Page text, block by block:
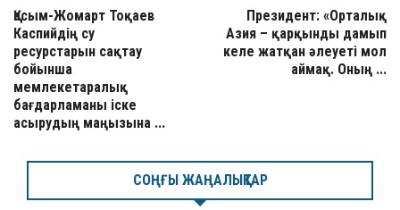
Қасым-Жомарт Тоқаев
Каспийдің су
ресурстарын сақтау
бойынша
мемлекетаралық
бағдарламаны іске
асырудың маңызына ...
Президент: «Орталық
Азия – қарқынды дамып
келе жатқан әлеуеті мол
аймақ. Оның ...
СОҢҒЫ ЖАҢАЛЫҚТАР